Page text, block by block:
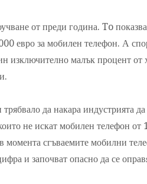
от преди година. To
евро за мобилен телефон. А
изключително малък процент от
трябвало да накара индустрията
не искат мобилен телефон
момента сгъваемите мобилни
и започват опасно да се